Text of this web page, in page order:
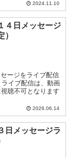
2024.11.10
４日メッセージ
ージをライブ配信
イブ配信は、動画
聴不可となります
2026.06.14
日メッセージラ